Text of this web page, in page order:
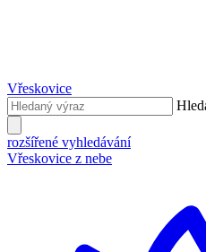
Vřeskovice
rozšířené vyhledávání
Vřeskovice z nebe